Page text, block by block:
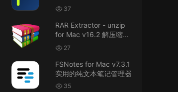
u9121732520675862 • 2026-07-22
可以重新发送夸克的资源吗，夸克的已经失
效了
Tahoe 26官方原版系统Windows110环境下
VMware Workstation 17 Pro虚拟机黑苹果双系统
安装unlocker解锁补丁
笔记软件
37
RAR Extractor - unzip
for Mac v16.2 解压缩工
具 27
FSNotes for Mac v7.3.1
实用的纯文本笔记管理器
35